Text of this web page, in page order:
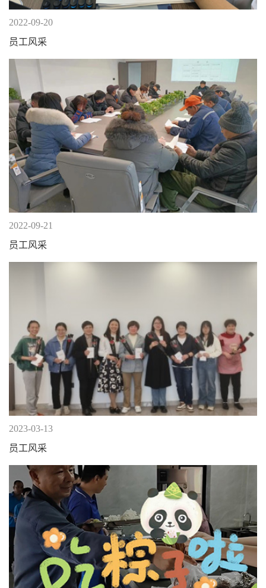
2022-09-20
员工风采
2022-09-21
员工风采
2023-03-13
员工风采